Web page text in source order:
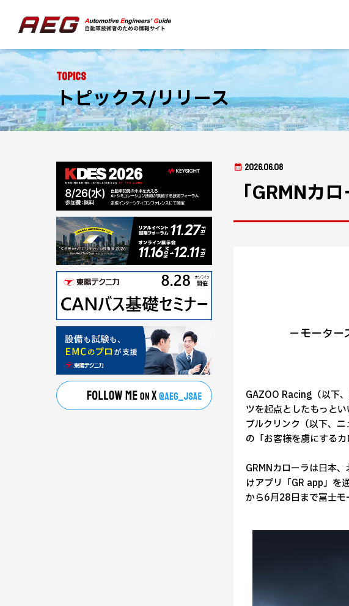
Topics
トピックス/リリース
2026.06.08
「GRMNカ
－モーター
GAZOO Racing（以下
ツを起点としたもっと
ブルクリンク（以下、
の「お客様を虜にする
GRMNカローラは日本
けアプリ「GR app」を
から6月28日まで富士モ